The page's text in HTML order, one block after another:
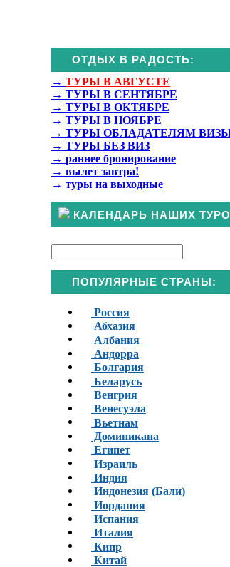
ОТДЫХ В РАДОСТЬ:
→ ТУРЫ В АВГУСТЕ
→ ТУРЫ В СЕНТЯБРЕ
→ ТУРЫ В ОКТЯБРЕ
→ ТУРЫ В НОЯБРЕ
→ ТУРЫ ОБЛАДАТЕЛЯМ
→ ТУРЫ БЕЗ ВИЗ
→ раннее бронирование
→ вылет завтра!
→ туры на выходные
КАЛЕНДАРЬ НАШИХ
ПОПУЛЯРНЫЕ СТРАНЫ:
Россия
Абхазия
Албания
Андорра
Болгария
Беларусь
Венгрия
Венесуэла
Вьетнам
Доминикана
Египет
Израиль
Индия
Индонезия (Бали)
Иордания
Испания
Италия
Кипр
Китай